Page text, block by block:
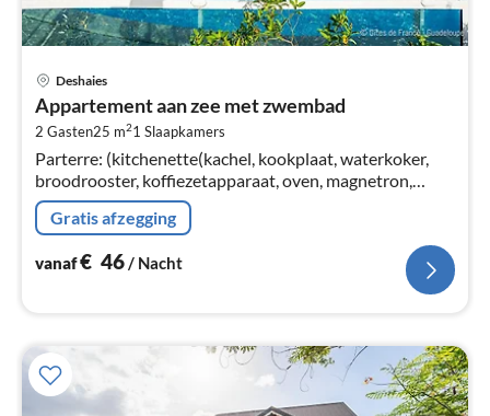
Deshaies
Appartement aan zee met zwembad
2 Gasten25 m21 Slaapkamers
Parterre: (kitchenette(kachel, kookplaat, waterkoker,
broodrooster, koffiezetapparaat, oven, magnetron,
koelkast, , , Wine glasses), slaapkamer(2-pers. bed(180 x
180 cm)
Gratis afzegging
vanaf€ 46/ Nacht